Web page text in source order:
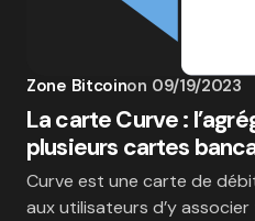
Zone Bitcoinon 09/19/2023
La carte Curve :
plusieurs cartes
Curve est une carte de
aux utilisateurs d’y